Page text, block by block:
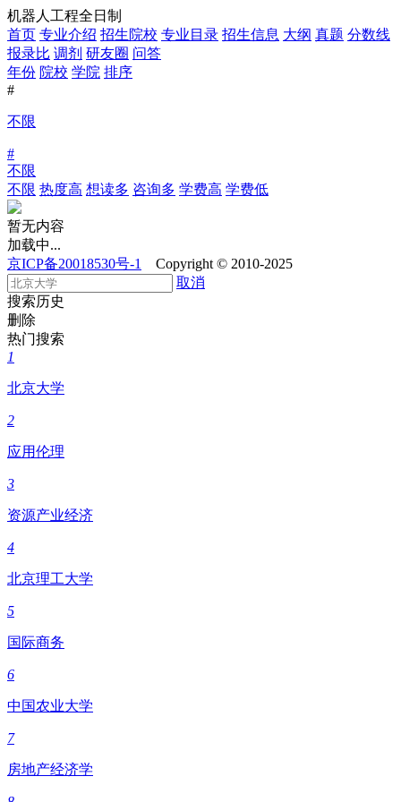
机器人工程全日制
首页 专业介绍 招生院校 专业目录 招生信息 大纲 真题 分数线
报录比 调剂 研友圈 问答
年份 院校 学院 排序
#
不限
#
不限
不限 热度高 想读多 咨询多 学费高 学费低
暂无内容
加载中...
京ICP备20018530号-1
Copyright © 2010-2025
取消
搜索历史
删除
热门搜索
1
北京大学
2
应用伦理
3
资源产业经济
4
北京理工大学
5
国际商务
6
中国农业大学
7
房地产经济学